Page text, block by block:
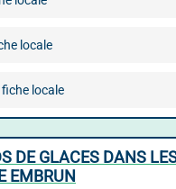
locale
locale
DE GLACES DANS
EMBRUN